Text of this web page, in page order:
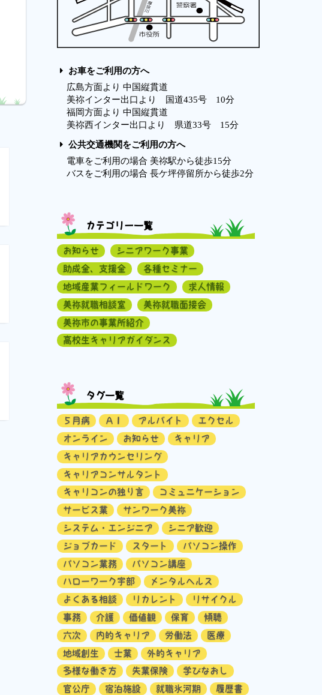
お車をご利用の方へ
広島方面より 中国縦貫道
美祢インター出口より 国道435号 10分
福岡方面より 中国縦貫道
美祢西インター出口より 県道33号 15分
公共交通機関をご利用の方へ
電車をご利用の場合 美祢駅から徒歩15分
バスをご利用の場合 長ケ坪停留所から徒歩2分
カテゴリー一覧
お知らせ
シニアワーク事業
助成金、支援金
各種セミナー
地域産業フィールドワーク
求人情報
美祢就職相談室
美祢就職面接会
美祢市の事業所紹介
高校生キャリアガイダンス
タグ一覧
５月病 ＡＩ アルバイト
エクセル
オンライン
お知らせ
キャリア
キャリアカウンセリング
キャリアコンサルタント
キャリコンの独り言
コミュニケーション
サービス業
サンワーク美祢
システム・エンジニア
シニア歓迎
ジョブカード
スタート
パソコン操作
パソコン業務
パソコン講座
ハローワーク宇部
メンタルヘルス
よくある相談
リカレント
リサイクル
事務
介護 価値観 保育
傾聴
六次
内的キャリア 労働法
医療
地域創生
士業
外的キャリア
多様な働き方
失業保険
学びなおし
官公庁
宿泊施設 就職氷河期
履歴書